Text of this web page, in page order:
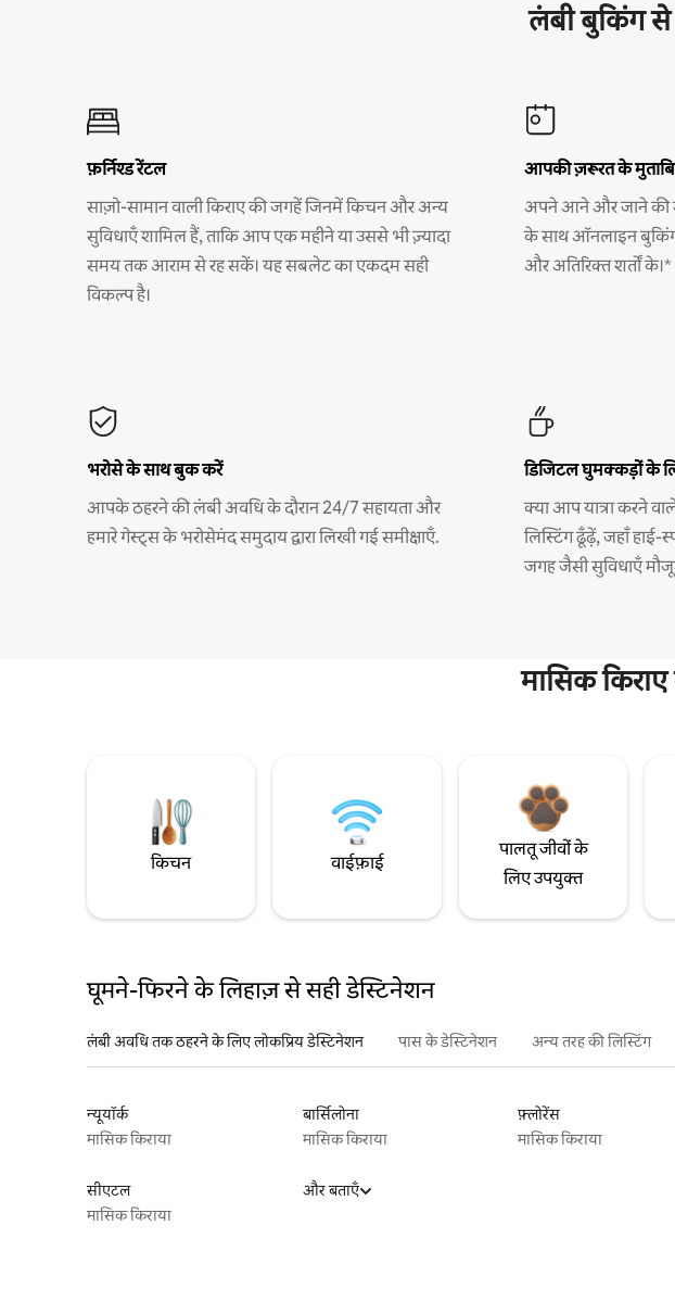
लंबी बुकिंग
फ़र्निश्ड रेंटल
साज़ो-सामान वाली किराए की जगहें जिनमें किचन और अन्य
सुविधाएँ शामिल हैं, ताकि आप एक महीने या उससे भी ज़्यादा
समय तक आराम से रह सकें। यह सबलेट का एकदम सही
विकल्प है।
आपकी ज़रूरत के
अपने आने और जाने की
के साथ ऑनलाइन बुकिंग
और अतिरिक्त शर्तों के।*
भरोसे के साथ बुक करें
आपके ठहरने की लंबी अवधि के दौरान 24/7 सहायता और
हमारे गेस्ट्स के भरोसेमंद समुदाय द्वारा लिखी गई समीक्षाएँ.
डिजिटल घुमक्कड़ों के
क्या आप यात्रा करने
लिस्टिंग ढूँढ़ें, जहाँ
जगह जैसी सुविधाएँ
मासिक
किचन वाईफ़ाई
पालतू जीवों के
लिए उपयुक्त
घूमने-फिरने के लिहाज़ से सही डेस्टिनेशन
लंबी अवधि तक ठहरने के लिए लोकप्रिय डेस्टिनेशन पास के डेस्टिनेशन अन्य तरह की लिस्टिंग
न्यूयॉर्क
मासिक किराया
बार्सिलोना
मासिक किराया
फ़्लोरेंस
मासिक किराया
सीएटल
मासिक किराया
और बताएँ